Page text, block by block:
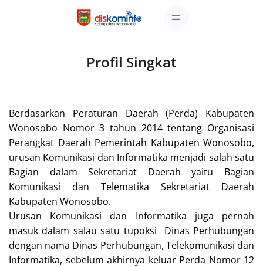
Profil Singkat
Berdasarkan Peraturan Daerah (Perda) Kabupaten
Wonosobo Nomor 3 tahun 2014 tentang Organisasi
Perangkat Daerah Pemerintah Kabupaten Wonosobo,
urusan Komunikasi dan Informatika menjadi salah satu
Bagian dalam Sekretariat Daerah yaitu Bagian
Komunikasi dan Telematika Sekretariat Daerah
Kabupaten Wonosobo.
Urusan Komunikasi dan Informatika juga pernah
masuk dalam salau satu tupoksi Dinas Perhubungan
dengan nama Dinas Perhubungan, Telekomunikasi dan
Informatika, sebelum akhirnya keluar Perda Nomor 12